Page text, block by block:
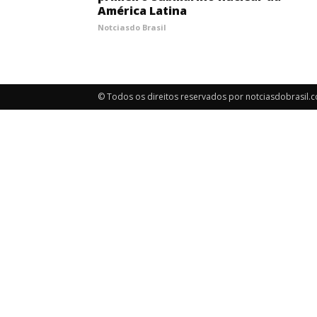
América Latina
Notciasdo Brasil
© Todos os direitos reservados por